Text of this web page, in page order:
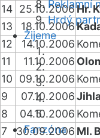
Reklamní
Hrdý
Žijeme
Fanzóna
14 25.10.2006 Hr.
13
18.10.2006
12
14.10.2006
11
11.10.2006
10
09.10.2006
9
07.10.2006
8
04.10.2006
7
30.09.2006 Ml.